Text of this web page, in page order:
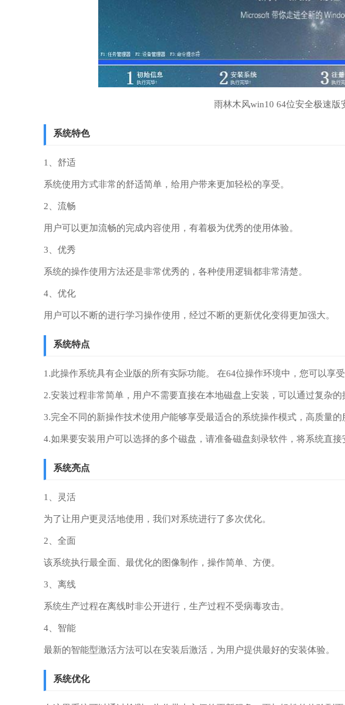
雨林木风win10 64位安全极速版
系统特色
1、舒适
系统使用方式非常的舒适简单，给用户带来更加轻松的享受。
2、流畅
用户可以更加流畅的完成内容使用，有着极为优秀的使用体验。
3、优秀
系统的操作使用方法还是非常优秀的，各种使用逻辑都非常清楚。
4、优化
用户可以不断的进行学习操作使用，经过不断的更新优化变得更加强大。
系统特点
1.此操作系统具有企业版的所有实际功能。 在64位操作环境中，您可以享
2.安装过程非常简单，用户不需要直接在本地磁盘上安装，可以通过复杂的
3.完全不同的新操作技术使用户能够享受最适合的系统操作模式，高质量的
4.如果要安装用户可以选择的多个磁盘，请准备磁盘刻录软件，将系统直接
系统亮点
1、灵活
为了让用户更灵活地使用，我们对系统进行了多次优化。
2、全面
该系统执行最全面、最优化的图像制作，操作简单、方便。
3、离线
系统生产过程在离线时非公开进行，生产过程不受病毒攻击。
4、智能
最新的智能型激活方法可以在安装后激活，为用户提供最好的安装体验。
系统优化